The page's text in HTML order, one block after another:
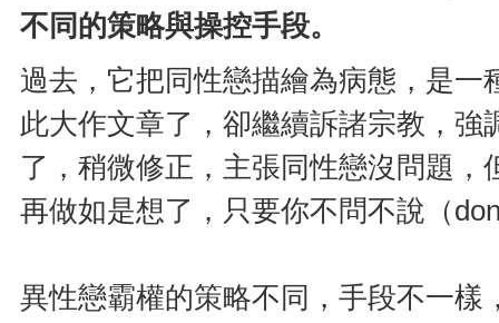
不同的策略與操控手段。
過去，它把同性戀描繪為病態，是
此大作文章了，卻繼續訴諸宗教，
了，稍微修正，主張同性戀沒問題
再做如是想了，只要你不問不說（
異性戀霸權的策略不同，手段不一